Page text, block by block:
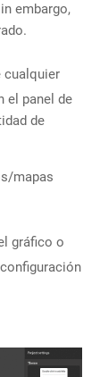
embargo,
cualquier
el panel de
de
mapas
gráfico o